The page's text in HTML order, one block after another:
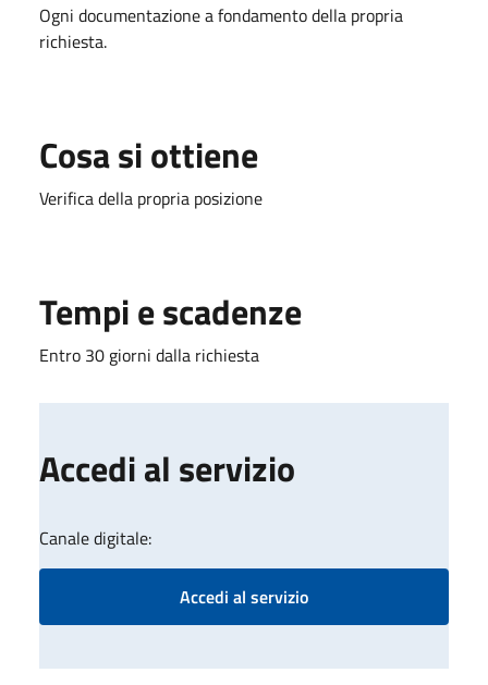
Ogni documentazione a fondamento della propria
richiesta.
Cosa si ottiene
Verifica della propria posizione
Tempi e scadenze
Entro 30 giorni dalla richiesta
Accedi al servizio
Canale digitale:
Accedi al servizio